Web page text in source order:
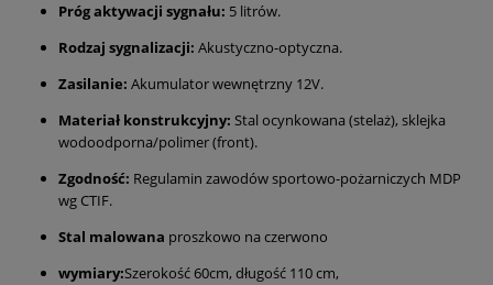
Próg aktywacji sygnału: 5 litrów.
Rodzaj sygnalizacji: Akustyczno-optyczna.
Zasilanie: Akumulator wewnętrzny 12V.
Materiał konstrukcyjny: Stal ocynkowana (stelaż), sklejka
wodoodporna/polimer (front).
Zgodność: Regulamin zawodów sportowo-pożarniczych MDP
wg CTIF.
Stal malowana proszkowo na czerwono
wymiary:Szerokość 60cm, długość 110 cm,